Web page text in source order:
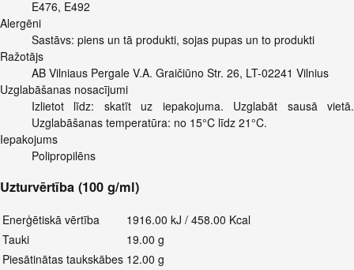
E476, E492
Alergēni
Sastāvs: piens un tā produkti, sojas pupas un to produkti
Ražotājs
AB Vilniaus Pergale V.A. Graičiūno Str. 26, LT-02241 Vilnius
Uzglabāšanas nosacījumi
Izlietot līdz: skatīt uz iepakojuma. Uzglabāt sausā vietā.
Uzglabāšanas temperatūra: no 15°C līdz 21°C.
Iepakojums
Polipropilēns
Uzturvērtība (100 g/ml)
Enerģētiskā vērtība
1916.00 kJ / 458.00 Kcal
Tauki
19.00 g
Piesātinātas taukskābes 12.00 g